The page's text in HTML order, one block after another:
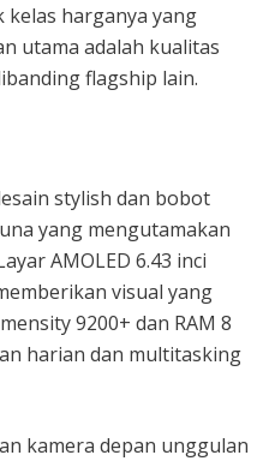
harganya yang
utama adalah kualitas
flagship lain.
stylish dan bobot
yang mengutamakan
AMOLED 6.43 inci
visual yang
9200+ dan RAM 8
harian dan multitasking
kamera depan unggulan